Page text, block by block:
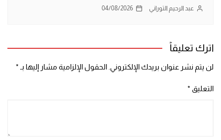
عبد الرحيم التوراني 04/08/2026
اترك تعليقاً
لن يتم نشر عنوان بريدك الإلكتروني.الحقول الإلزامية مشار إليها بـ *
التعليق *